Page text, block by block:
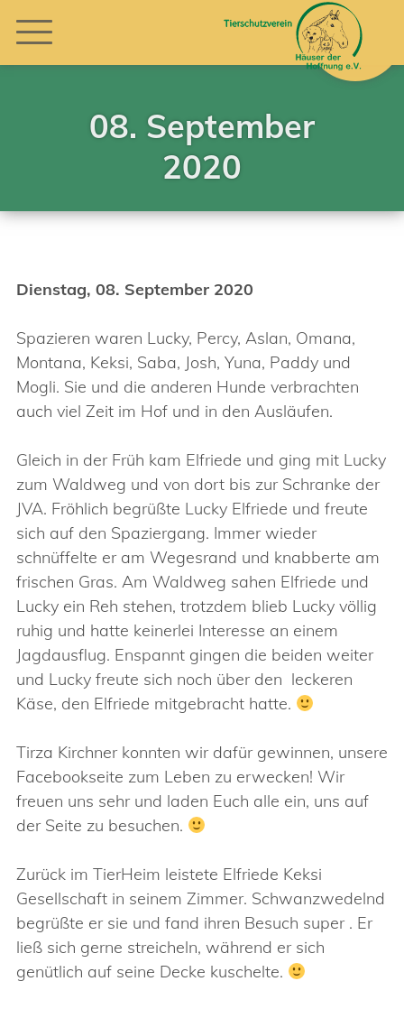
08. September
2020
Dienstag, 08. September 2020
Spazieren waren Lucky, Percy, Aslan, Omana,
Montana, Keksi, Saba, Josh, Yuna, Paddy und
Mogli. Sie und die anderen Hunde verbrachten
auch viel Zeit im Hof und in den Ausläufen.
Gleich in der Früh kam Elfriede und ging mit Lucky
zum Waldweg und von dort bis zur Schranke der
JVA. Fröhlich begrüßte Lucky Elfriede und freute
sich auf den Spaziergang. Immer wieder
schnüffelte er am Wegesrand und knabberte am
frischen Gras. Am Waldweg sahen Elfriede und
Lucky ein Reh stehen, trotzdem blieb Lucky völlig
ruhig und hatte keinerlei Interesse an einem
Jagdausflug. Enspannt gingen die beiden weiter
und Lucky freute sich noch über den leckeren
Käse, den Elfriede mitgebracht hatte.
Tirza Kirchner konnten wir dafür gewinnen, unsere
Facebookseite zum Leben zu erwecken! Wir
freuen uns sehr und laden Euch alle ein, uns auf
der Seite zu besuchen.
Zurück im TierHeim leistete Elfriede Keksi
Gesellschaft in seinem Zimmer. Schwanzwedelnd
begrüßte er sie und fand ihren Besuch super . Er
ließ sich gerne streicheln, während er sich
genütlich auf seine Decke kuschelte.